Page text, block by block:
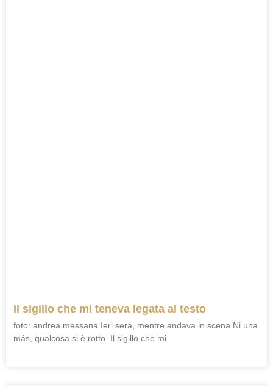
Il sigillo che mi teneva legata al testo
foto: andrea messana Ieri sera, mentre andava in scena Ni una
más, qualcosa si è rotto. Il sigillo che mi